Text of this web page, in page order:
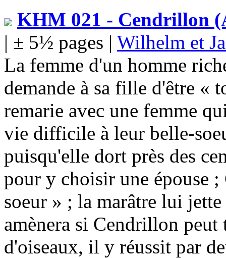
KHM 021 - Cendrillon
| ± 5½ pages | Wilhelm et
La femme d'un homme
demande à sa fille d'être «
remarie avec une femme
vie difficile à leur belle-
puisqu'elle dort près des
pour y choisir une épouse
soeur » ; la marâtre lui
amènera si Cendrillon
d'oiseaux, il y réussit par